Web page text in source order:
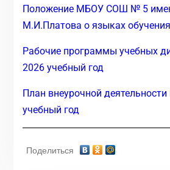
Положение МБОУ СОШ № 5
М.И.Платова о языках обучения
Рабочие программы учебных
2026 учебный год
План внеурочной деятельности
учебный год
Поделиться